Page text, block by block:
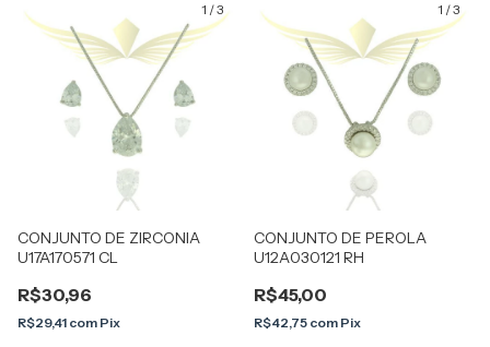
1 /3
CONJUNTO DE ZIRCONIA
U17A170571 CL
R$30,96
R$29,41 com Pix
1 /3
CONJUNTO DE PEROLA
U12A030121 RH
R$45,00
R$42,75 com Pix